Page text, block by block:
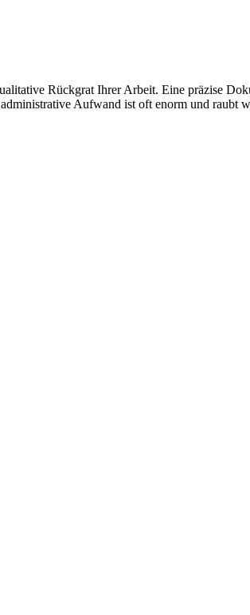
Rückgrat Ihrer Arbeit. Eine präzise
Aufwand ist oft enorm und